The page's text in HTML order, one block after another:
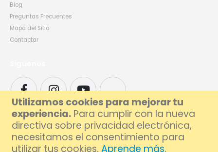
Utilizamos cookies para mejorar tu
experiencia. Para cumplir con la nueva
directiva sobre privacidad electrónica,
necesitamos el consentimiento para
utilizar tus cookies. Aprende más.
Blog
Preguntas Frecuentes
Mapa del Sitio
Contactar
© 2026 Foxlive - Especialistas en Reparación de Móviles y Ordenadores en